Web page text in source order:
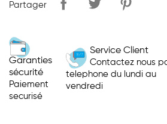
Partager
Garanties
sécurité
Paiement
securisé
Service Client
Contactez nous
telephone du lundi au
vendredi